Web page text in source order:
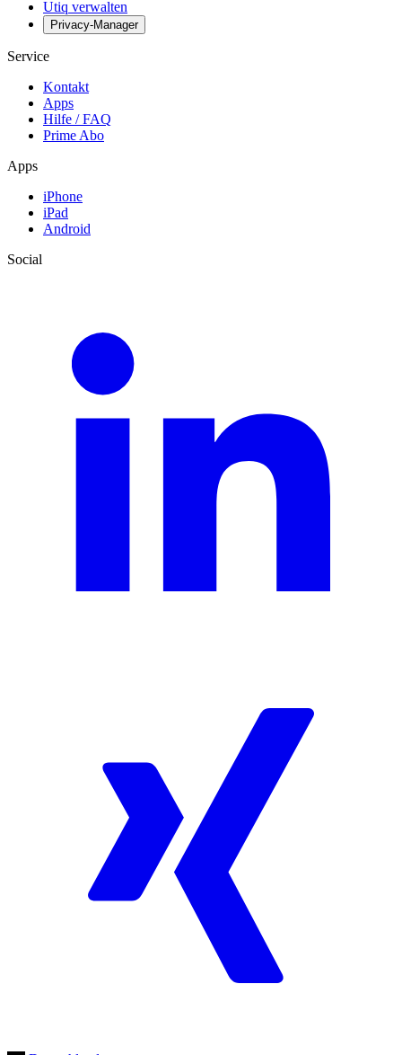
Utiq verwalten
Privacy-Manager
Service
Kontakt
Apps
Hilfe / FAQ
Prime Abo
Apps
iPhone
iPad
Android
Social